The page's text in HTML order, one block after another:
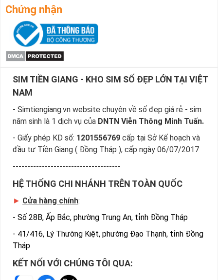
Chứng nhận
SIM TIỀN GIANG - KHO SIM SỐ ĐẸP LỚN TẠI VIỆT
NAM
- Simtiengiang.vn website chuyên về số đẹp giá rẻ - sim
năm sinh là 1 dịch vụ của DNTN Viễn Thông Minh Tuấn.
- Giấy phép KD số: 1201556769 cấp tại Sở Kế hoạch và
đầu tư Tiền Giang ( Đồng Tháp ), cấp ngày 06/07/2017
-------------------------------------
HỆ THỐNG CHI NHÁNH TRÊN TOÀN QUỐC
► Cửa hàng chính:
- Số 28B, Ấp Bắc, phường Trung An, tỉnh Đồng Tháp
- 41/416, Lý Thường Kiệt, phường Đạo Thạnh, tỉnh Đồng
Tháp
KẾT NỐI VỚI CHÚNG TÔI QUA: